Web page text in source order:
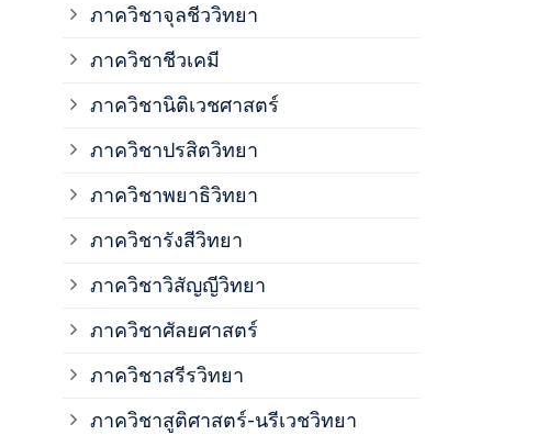
ภาควิชาจุลชีววิทยา
ภาควิชาชีวเคมี
ภาควิชานิติเวชศาสตร์
ภาควิชาปรสิตวิทยา
ภาควิชาพยาธิวิทยา
ภาควิชารังสีวิทยา
ภาควิชาวิสัญญีวิทยา
ภาควิชาศัลยศาสตร์
ภาควิชาสรีรวิทยา
ภาควิชาสูติศาสตร์-นรีเวชวิทยา